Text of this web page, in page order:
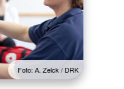
Foto: A. Zelck / DRK